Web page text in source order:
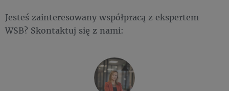
Jesteś zainteresowany współpracą z ekspertem
WSB? Skontaktuj się z nami: